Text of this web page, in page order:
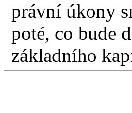
právní úkony
poté, co bude
základního